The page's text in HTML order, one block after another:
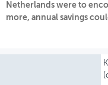
THEMASITES
Netherlands were to
more, annual savings